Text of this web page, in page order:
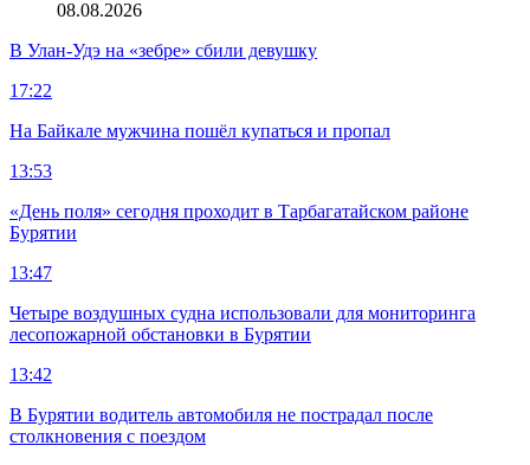
08.08.2026
В Улан-Удэ на «зебре» сбили девушку
17:22
На Байкале мужчина пошёл купаться и пропал
13:53
«День поля» сегодня проходит в Тарбагатайском районе
Бурятии
13:47
Четыре воздушных судна использовали для мониторинга
лесопожарной обстановки в Бурятии
13:42
В Бурятии водитель автомобиля не пострадал после
столкновения с поездом